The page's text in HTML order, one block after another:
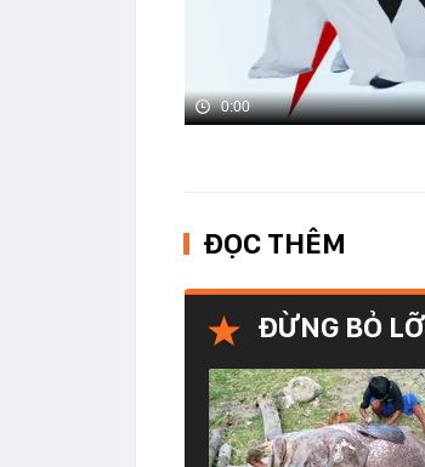
0:00
ĐỌC THÊM
ĐỪNG BỎ LỠ